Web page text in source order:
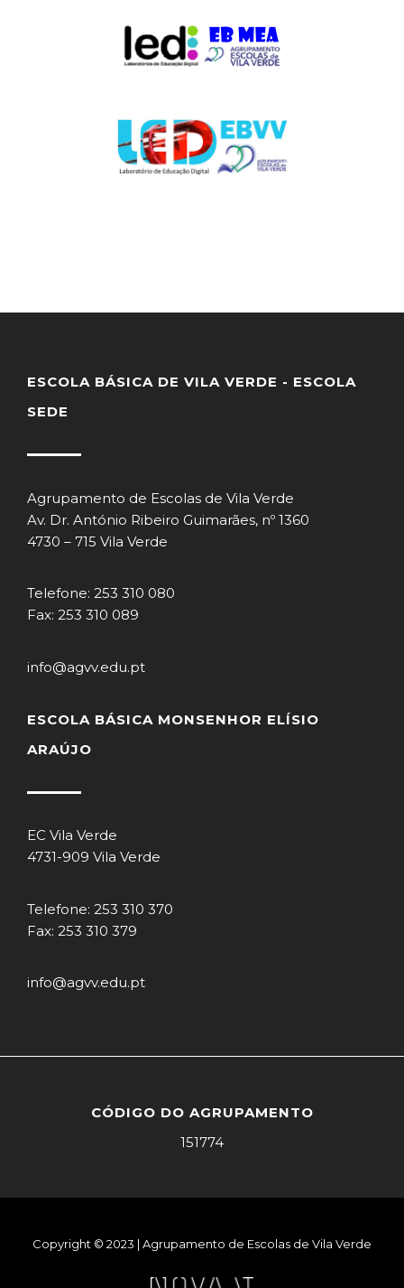
ESCOLA BÁSICA DE VILA VERDE - ESCOLA
SEDE
Agrupamento de Escolas de Vila Verde
Av. Dr. António Ribeiro Guimarães, nº 1360
4730 – 715 Vila Verde
Telefone: 253 310 080
Fax: 253 310 089
info@agvv.edu.pt
ESCOLA BÁSICA MONSENHOR ELÍSIO
ARAÚJO
EC Vila Verde
4731-909 Vila Verde
Telefone: 253 310 370
Fax: 253 310 379
info@agvv.edu.pt
CÓDIGO DO AGRUPAMENTO
151774
Copyright © 2023 | Agrupamento de Escolas de Vila Verde